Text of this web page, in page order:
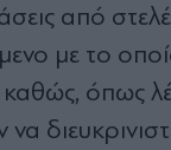
από
με το
όπως